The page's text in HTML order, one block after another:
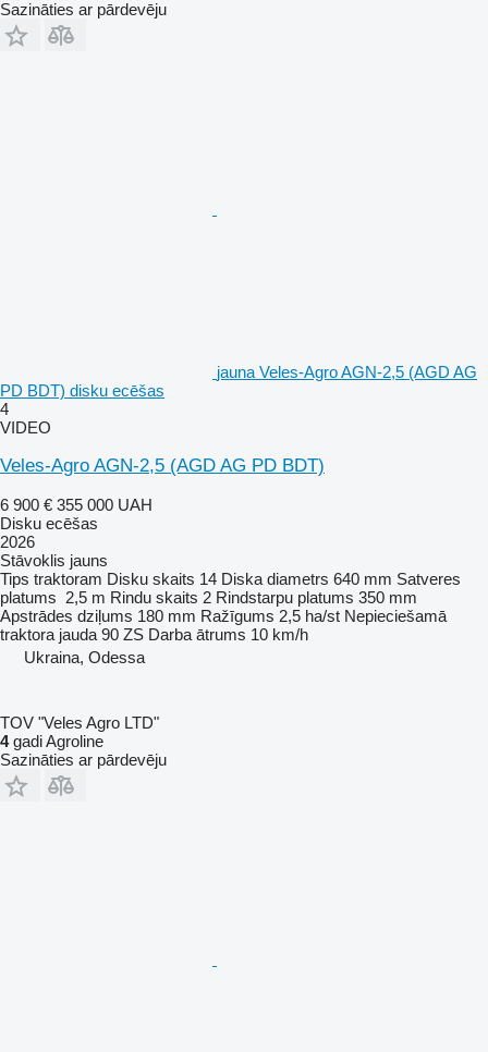
Sazināties ar pārdevēju
jauna Veles-Agro AGN-2,5 (AGD AG
PD BDT) disku ecēšas
4
VIDEO
Veles-Agro AGN-2,5 (AGD AG PD BDT)
6 900 € 355 000 UAH
Disku ecēšas
2026
Stāvoklis jauns
Tips traktoram Disku skaits 14 Diska diametrs 640 mm Satveres
platums 2,5 m Rindu skaits 2 Rindstarpu platums 350 mm
Apstrādes dziļums 180 mm Ražīgums 2,5 ha/st Nepieciešamā
traktora jauda 90 ZS Darba ātrums 10 km/h
Ukraina, Odessa
TOV "Veles Agro LTD"
4gadi Agroline
Sazināties ar pārdevēju